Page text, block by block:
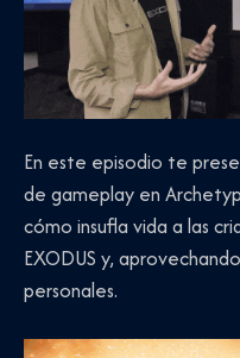
En este episodio te
de gameplay en
cómo insufla vida a las
EXODUS y,
personales.